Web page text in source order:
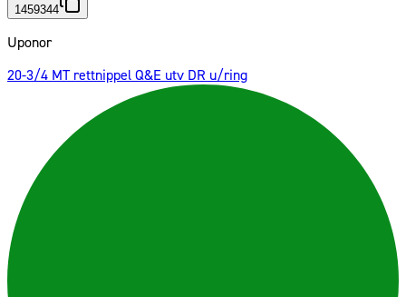
1459344
Uponor
20-3/4 MT rettnippel Q&E utv DR u/ring